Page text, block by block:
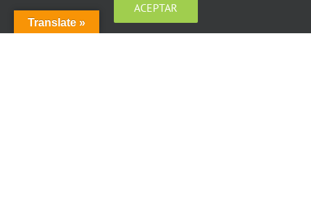
Política de cookies
Translate »
ACEPTAR